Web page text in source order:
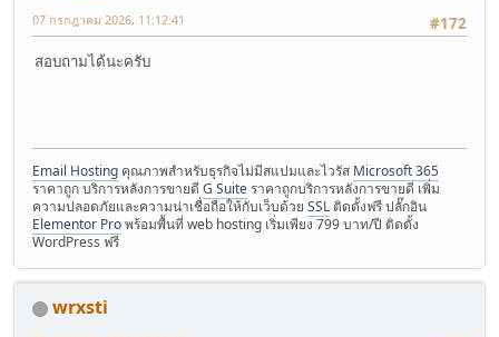
#172
07 กรกฎาคม 2026, 11:12:41
สอบถามได้นะครับ
Email Hosting คุณภาพสำหรับธุรกิจไม่มีสแปมและไวรัส Microsoft 365
ราคาถูก บริการหลังการขายดี G Suite ราคาถูกบริการหลังการขายดี เพิ่ม
ความปลอดภัยและความน่าเชื่อถือให้กับเว็บด้วย SSL ติดตั้งฟรี ปลั๊กอิน
Elementor Proพร้อมพื้นที่ web hosting เริ่มเพียง 799 บาท/ปี ติดตั้ง
WordPress ฟรี
wrxsti